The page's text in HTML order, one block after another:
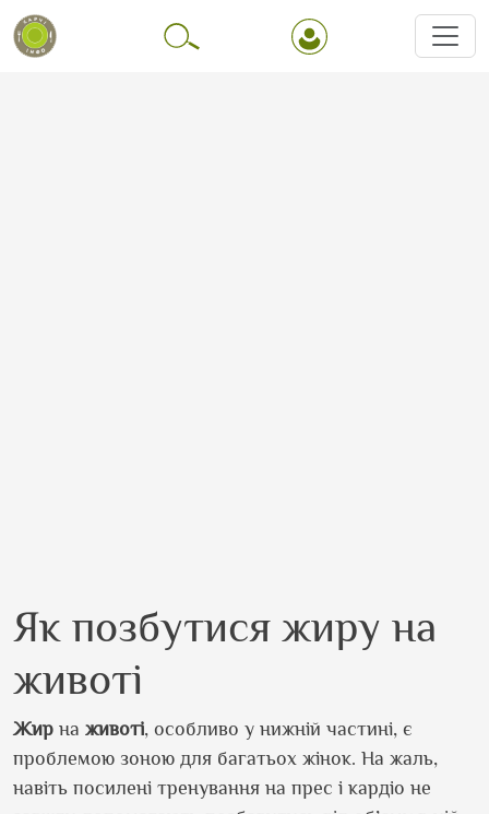
Як позбутися жиру на
животі
Жир на животі, особливо у нижній частині, є
проблемою зоною для багатьох жінок. На жаль,
навіть посилені тренування на прес і кардіо не